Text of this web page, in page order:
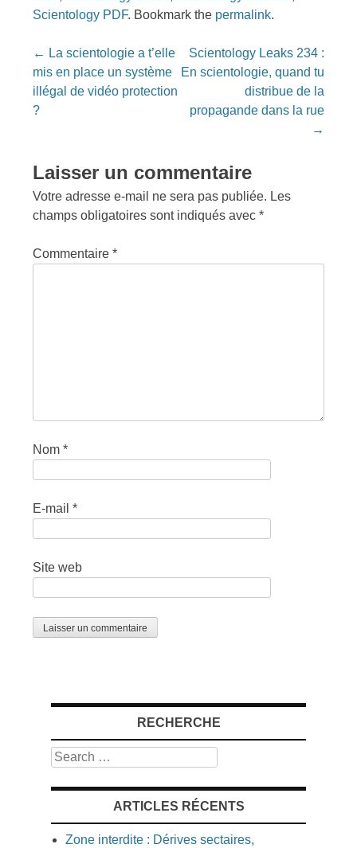
Scientology PDF. Bookmark the permalink.
Post
navigation
← La scientologie a t’elle
mis en place un système
illégal de vidéo protection
?
Scientology Leaks 234 :
En scientologie, quand tu
distribue de la
propagande dans la rue
→
Laisser un commentaire
Votre adresse e-mail ne sera pas publiée. Les
champs obligatoires sont indiqués avec*
Commentaire*
Nom*
E-mail*
Site web
RECHERCHE
Search
ARTICLES RÉCENTS
Zone interdite : Dérives sectaires,